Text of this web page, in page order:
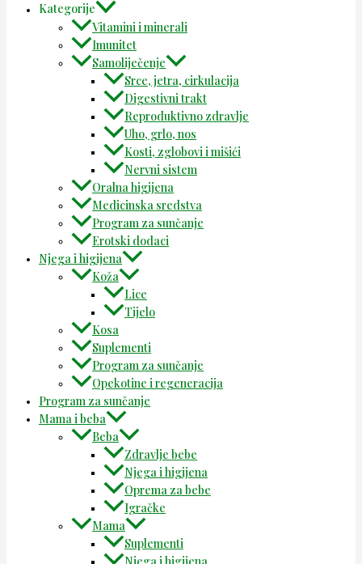
Kategorije
Vitamini i minerali
Imunitet
Samoliječenje
Srce, jetra, cirkulacija
Digestivni trakt
Reproduktivno zdravlje
Uho, grlo, nos
Kosti, zglobovi i mišići
Nervni sistem
Oralna higijena
Medicinska sredstva
Program za sunčanje
Erotski dodaci
Njega i higijena
Koža
Lice
Tijelo
Kosa
Suplementi
Program za sunčanje
Opekotine i regeneracija
Program za sunčanje
Mama i beba
Beba
Zdravlje bebe
Njega i higijena
Oprema za bebe
Igračke
Mama
Suplementi